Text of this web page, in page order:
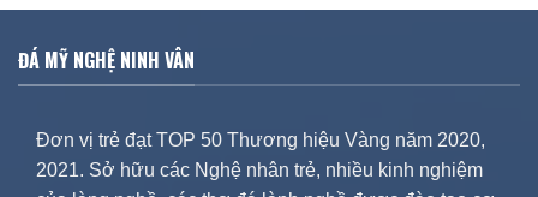
ĐÁ MỸ NGHỆ NINH VÂN
Đơn vị trẻ đạt TOP 50 Thương hiệu Vàng năm 2020,
2021. Sở hữu các Nghệ nhân trẻ, nhiều kinh nghiệm